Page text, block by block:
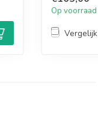
Op voorraad
Vergelijk